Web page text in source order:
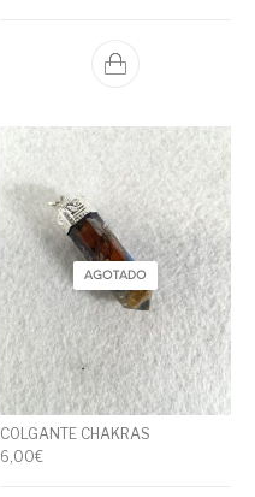
AGOTADO
COLGANTE CHAKRAS
6,00€